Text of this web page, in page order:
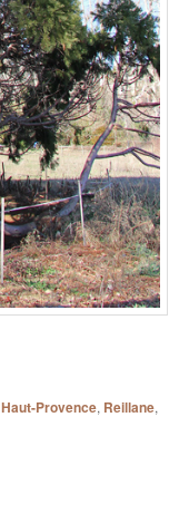
Haut-Provence, Reillane,